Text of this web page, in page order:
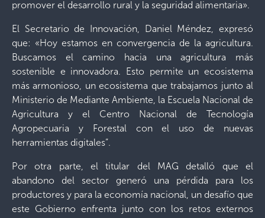
promover el desarrollo rural y la seguridad alimentaria».
El Secretario de Innovación, Daniel Méndez, expresó
que: «Hoy estamos en convergencia de la agricultura.
Buscamos el camino hacia una agricultura más
sostenible e innovadora. Esto permite un ecosistema
más armonioso, un ecosistema que trabajamos junto al
Ministerio de Mediante Ambiente, la Escuela Nacional de
Agricultura y el Centro Nacional de Tecnología
Agropecuaria y Forestal con el uso de nuevas
herramientas digitales”.
Por otra parte, el titular del MAG detalló que el
abandono del sector generó una pérdida para los
productores y para la economía nacional, un desafío que
este Gobierno enfrenta junto con los retos externos